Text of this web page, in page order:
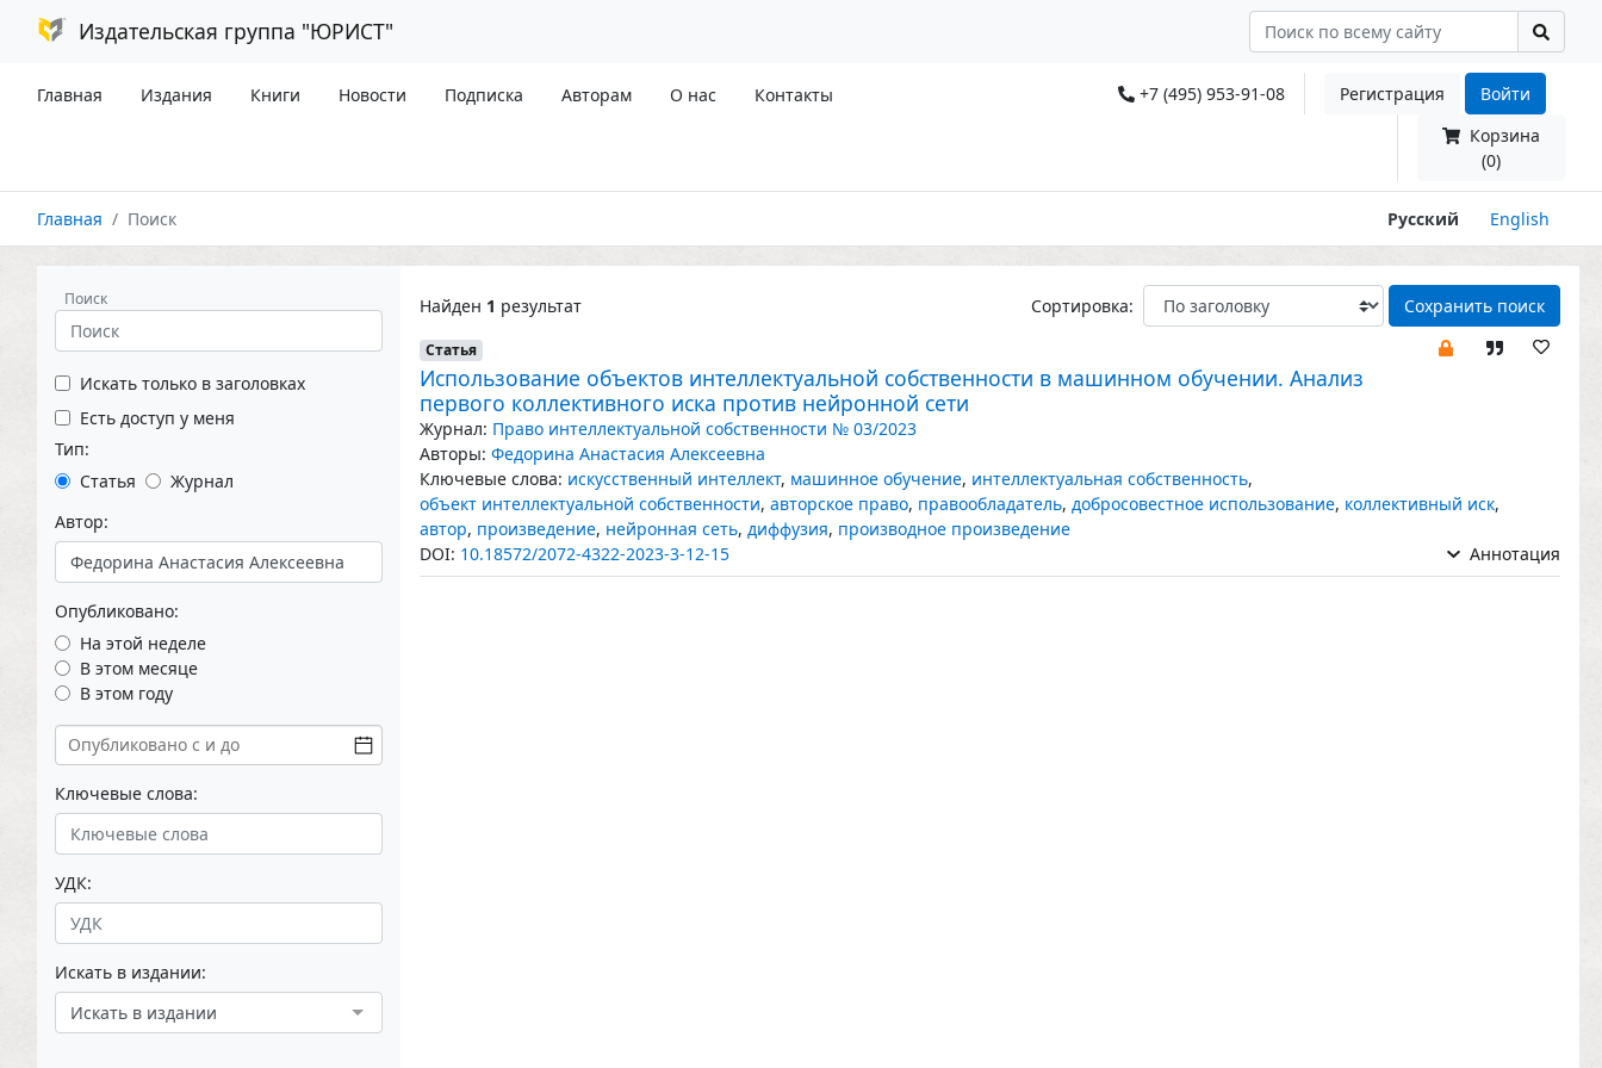
Издательская группа "ЮРИСТ"
Главная Издания Книги Новости Подписка Авторам О нас Контакты +7 (495) 953-91-08 Регистрация
Войти
Корзина
(0)
Главная Поиск Русский English
Поиск
Искать только в заголовках
Есть доступ у меня
Тип:
Статья
Журнал
Автор:
Опубликовано:
На этой неделе
В этом месяце
В этом году
Ключевые слова:
УДК:
Искать в издании:
Искать в издании
Найден 1 результат Сортировка: Сохранить поиск
Статья
Использование объектов интеллектуальной собственности в машинном обучении. Анализ
первого коллективного иска против нейронной сети
Журнал: Право интеллектуальной собственности № 03/2023
Авторы: Федорина Анастасия Алексеевна
Ключевые слова: искусственный интеллект, машинное обучение, интеллектуальная собственность,
объект интеллектуальной собственности, авторское право, правообладатель, добросовестное использование, коллективный иск,
автор, произведение, нейронная сеть, диффузия, производное произведение
DOI: 10.18572/2072-4322-2023-3-12-15 Аннотация